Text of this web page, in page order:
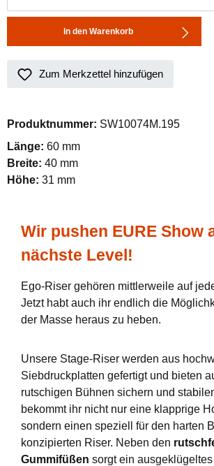
In den Warenkorb
Zum Merkzettel hinzufügen
Produktnummer: SW10074M.195
Länge: 60 mm
Breite: 40 mm
Höhe: 31 mm
Wir pushen EURE Show
nächste Level!
Ego-Riser gehören mittlerweile auf
Jetzt habt auch ihr endlich die
der Masse heraus zu heben.
Unsere Stage-Riser werden aus
Siebdruckplatten gefertigt und bieten
rutschigen Bühnen sichern und
bekommt ihr nicht nur eine klapprige
sondern einen speziell für den harten
konzipierten Riser. Neben den
Gummifüßen sorgt ein